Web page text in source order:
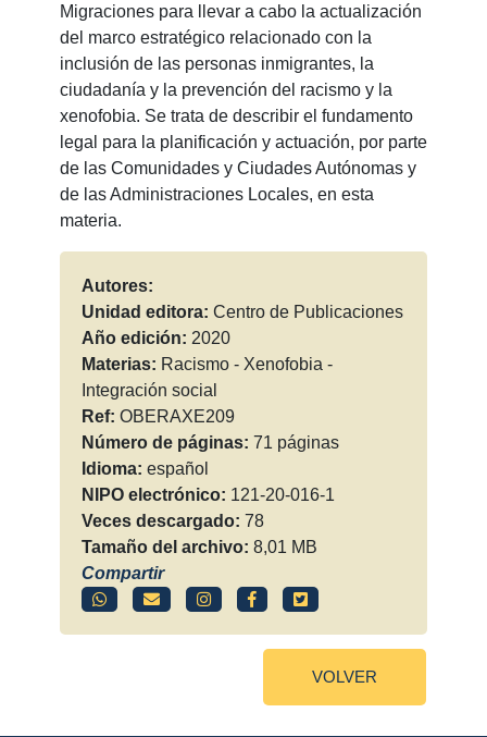
Migraciones para llevar a cabo la actualización
del marco estratégico relacionado con la
inclusión de las personas inmigrantes, la
ciudadanía y la prevención del racismo y la
xenofobia. Se trata de describir el fundamento
legal para la planificación y actuación, por parte
de las Comunidades y Ciudades Autónomas y
de las Administraciones Locales, en esta
materia.
Autores:
Unidad editora: Centro de Publicaciones
Año edición: 2020
Materias: Racismo - Xenofobia -
Integración social
Ref: OBERAXE209
Número de páginas: 71 páginas
Idioma: español
NIPO electrónico: 121-20-016-1
Veces descargado: 78
Tamaño del archivo: 8,01 MB
Compartir
VOLVER